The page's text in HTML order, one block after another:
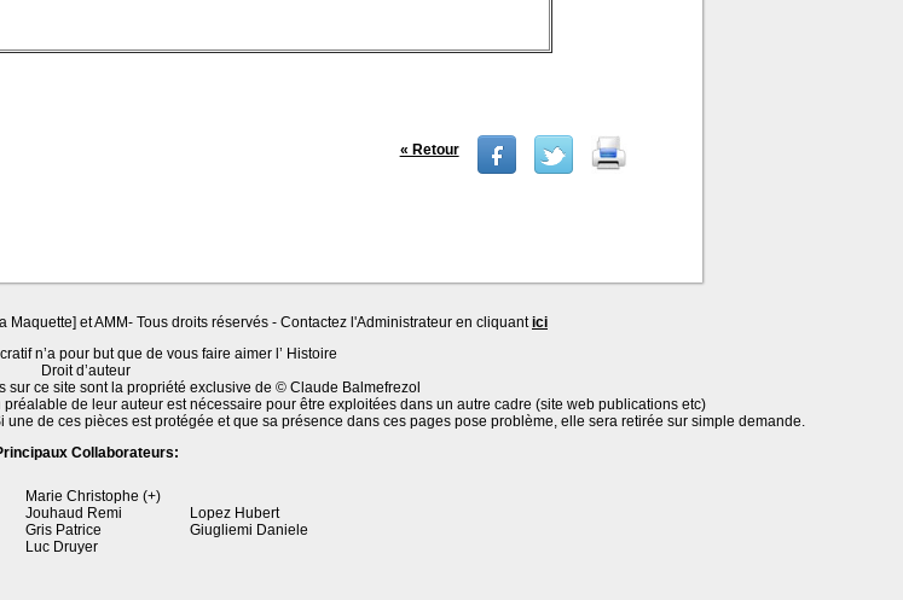
« Retour
et AMM- Tous droits réservés - Contactez l'Administrateur en cliquantici
n’a pour but que de vous faire aimer l’ Histoire
Droit d’auteur
sur ce site sont la propriété exclusive de © Claude Balmefrezol
de leur auteur est nécessaire pour être exploitées dans un autre cadre (site web publications etc)
de ces pièces est protégée et que sa présence dans ces pages pose problème, elle sera retirée sur simple demande.
Collaborateurs:
Marie Christophe (+)
Jouhaud Remi
Gris Patrice
Luc Druyer
Lopez Hubert
Giugliemi Daniele